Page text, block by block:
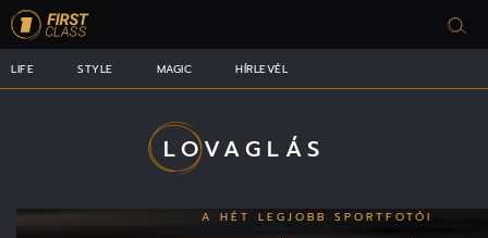
LIFE STYLE MAGIC HÍRLEVÉL
LOVAGLÁS
A HÉT LEGJOBB SPORTFOTÓI